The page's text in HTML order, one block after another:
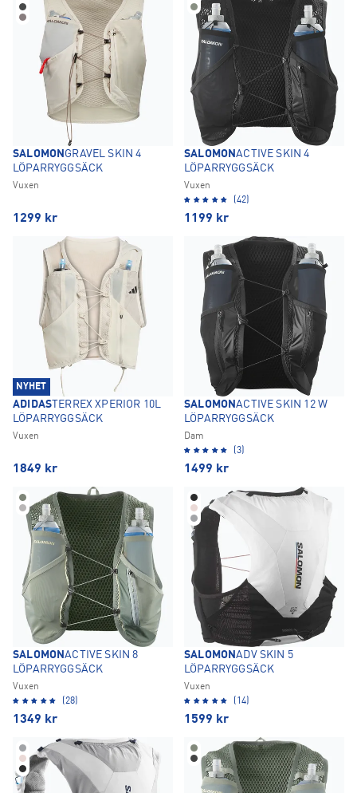
SALOMON GRAVEL SKIN 4
LÖPARRYGGSÄCK
Vuxen
1299 kr
SALOMONACTIVE SKIN 4
LÖPARRYGGSÄCK
Vuxen
(42)
1199 kr
NYHET
ADIDAS TERREX XPERIOR 10L
LÖPARRYGGSÄCK
Vuxen
1849 kr
SALOMONACTIVE SKIN 12 W
LÖPARRYGGSÄCK
Dam
(3)
1499 kr
SALOMONACTIVE SKIN 8
LÖPARRYGGSÄCK
Vuxen
(28)
1349 kr
SALOMONADV SKIN 5
LÖPARRYGGSÄCK
Vuxen
(14)
1599 kr